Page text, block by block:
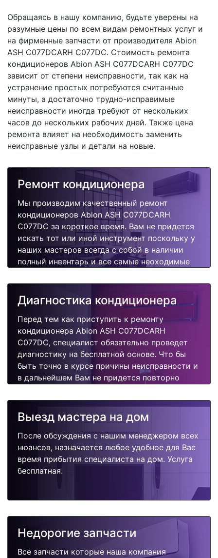
Обращаясь в нашу компанию, будьте уверены на
разумные цены по всем видам ремонтных услуг и
на фирменные запчасти от производителя Abion
ASH C077DCARH C077DC. Стоимость ремонта
кондиционеров Abion ASH C077DCARH C077DC
зависит от степени неисправности, так как на
устранение простых потребуются считанные
минуты, а достаточно трудно-исправимые
неисправности иногда требуют от нескольких
часов до нескольких рабочих дней. Также цена
ремонта влияет на необходимость заменить
неисправные узлы и детали на новые.
Ремонт кондиционера
Мы производим качественный ремонт
кондиционеров Abion ASH C077DCARH
C077DC за короткое время. Вам не придется
искать тот или иной инструмент поскольку у
наших мастеров всегда с собой в наличии
полный инвентарь и все самые неоходимые
Отремонтируем быстро, качественно и
недорого.
Диагностика кондиционера
Перед тем как приступить к ремонту
кондиционера Abion ASH C077DCARH
C077DC, специалист обязательно проведет
диагностику на бесплатной основе. Что бы
быть точно в курсе причины неисправности и
в дальнейшем Вам не придется повторно
поломок.
Выезд мастера на дом
После обсуждения с нашим менеджером всех
нюансов, назначается любое удобное для Вас
время прибытия специалиста на дом. Услуга
бесплатная.
Недорогие запчасти
Все запчасти которые наша компания